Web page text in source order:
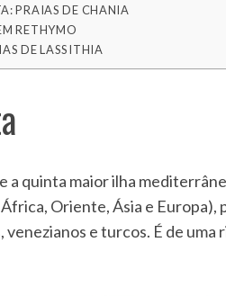
PRAIAS DE CHANIA
RETHYMO
DE LASSITHIA
a quinta maior ilha
Oriente, Ásia e Europa),
e turcos. É de uma